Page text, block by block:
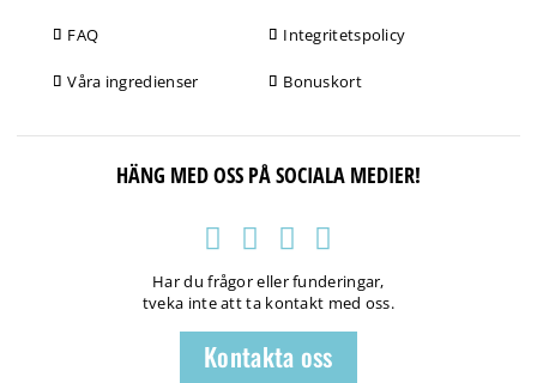
FAQ
Våra ingredienser
Integritetspolicy
Bonuskort
HÄNG MED OSS PÅ SOCIALA MEDIER!
Har du frågor eller funderingar,
tveka inte att ta kontakt med oss.
Kontakta oss